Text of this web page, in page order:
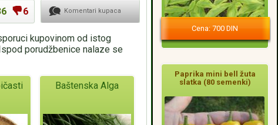
6 Komentari kupaca
kupovinom od istog
porudžbenice nalaze se
Baštenska Alga
Cena: 700 DIN
Paprika mini bell žuta
slatka (80 semenki)